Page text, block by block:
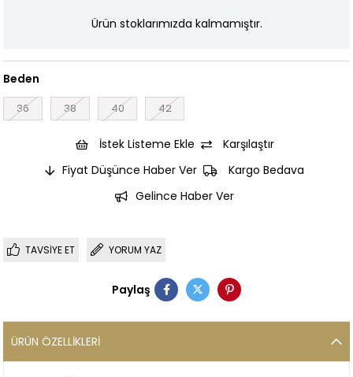
Ürün stoklarımızda kalmamıştır.
Beden
36 38 40 42
İstek Listeme Ekle
Karşılaştır
Fiyat Düşünce Haber Ver
Kargo Bedava
Gelince Haber Ver
TAVSIYE ET YORUM YAZ
Paylaş
ÜRÜN ÖZELLIKLERI